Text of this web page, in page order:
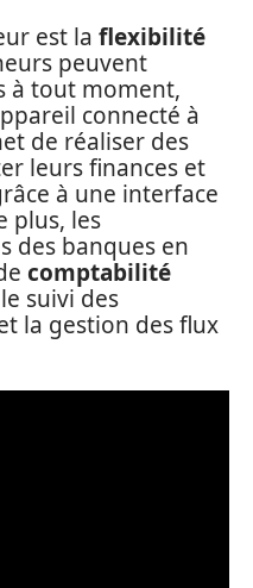
est la flexibilité
peuvent
à tout moment,
connecté à
de réaliser des
leurs finances et
à une interface
plus, les
des banques en
comptabilité
suivi des
la gestion des flux